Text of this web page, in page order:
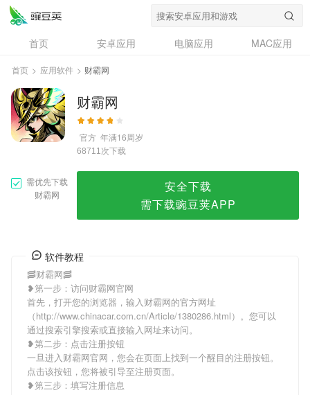
首页 安卓应用 电脑应用
MAC应用
资讯
专题
问答
首页 > 应用软件 > 财霸网
财霸网
官方 年满16周岁
68711次下载
需优先下载
财霸网
安全下载
需下载豌豆荚APP
软件教程
🥓财霸网🥓
❥第一步：访问财霸网官网
首先，打开您的浏览器，输入财霸网的官方网址
（http://www.chinacar.com.cn/Article/1380286.html）。您可以
通过搜索引擎搜索或直接输入网址来访问。
❥第二步：点击注册按钮
一旦进入财霸网官网，您会在页面上找到一个醒目的注册按钮。
点击该按钮，您将被引导至注册页面。
❥第三步：填写注册信息